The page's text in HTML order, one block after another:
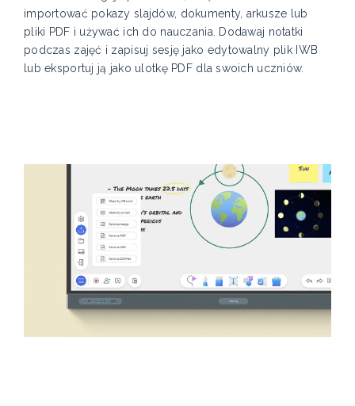
importować pokazy slajdów, dokumenty, arkusze lub
pliki PDF i używać ich do nauczania. Dodawaj notatki
podczas zajęć i zapisuj sesję jako edytowalny plik IWB
lub eksportuj ją jako ulotkę PDF dla swoich uczniów.